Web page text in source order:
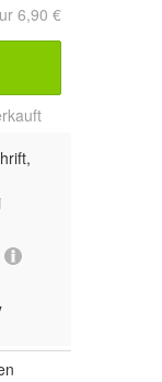
6,90 €